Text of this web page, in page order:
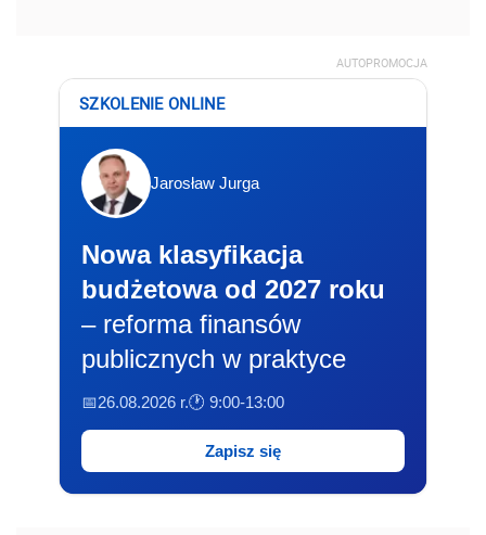
AUTOPROMOCJA
SZKOLENIE ONLINE
Jarosław Jurga
Nowa klasyfikacja
budżetowa od 2027 roku
– reforma finansów
publicznych w praktyce
📅26.08.2026 r.🕐 9:00-13:00
Zapisz się